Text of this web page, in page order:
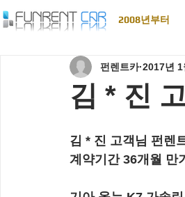
2008년부터
김 * 진
펀렌트카 2017년 1
김 * 진 고객님 펀렌
계약기간 36개월 만